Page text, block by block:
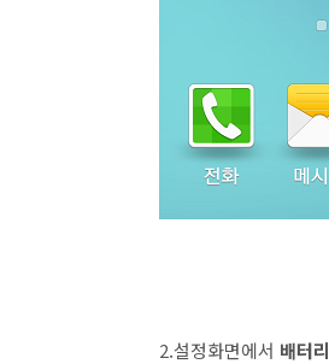
2.설정화면에서 배터리